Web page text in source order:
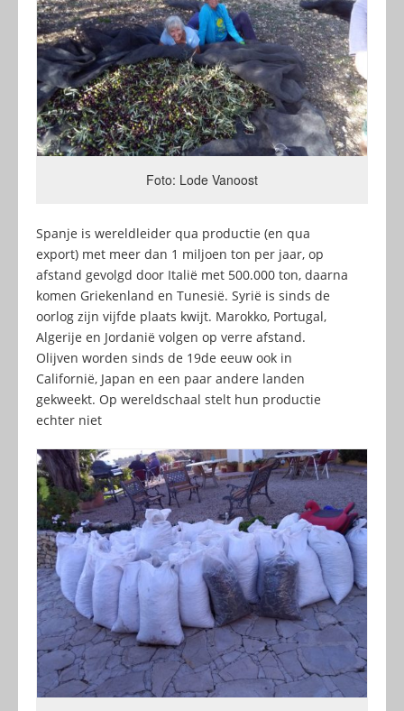
Foto: Lode Vanoost
Spanje is wereldleider qua productie (en qua
export) met meer dan 1 miljoen ton per jaar, op
afstand gevolgd door Italië met 500.000 ton, daarna
komen Griekenland en Tunesië. Syrië is sinds de
oorlog zijn vijfde plaats kwijt. Marokko, Portugal,
Algerije en Jordanië volgen op verre afstand.
Olijven worden sinds de 19de eeuw ook in
Californië, Japan en een paar andere landen
gekweekt. Op wereldschaal stelt hun productie
echter niet